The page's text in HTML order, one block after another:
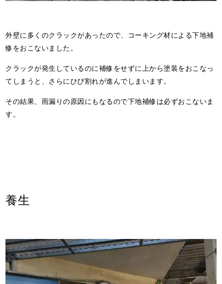
外壁に多くのクラックがあったので、コーキング材による下地補
修をおこないました。
クラックが発生しているのに補修をせずに上から塗装をおこなっ
てしまうと、さらにひび割れが進んでしまいます。
その結果、雨漏りの原因にもなるので下地補修は必ずおこないま
す。
養生